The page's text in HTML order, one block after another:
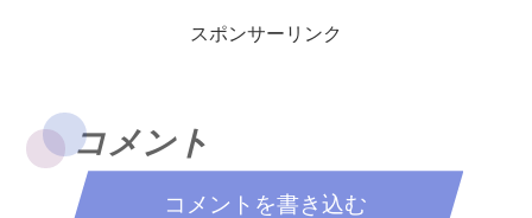
丸ひろ子の2人が出場しています。しか
ビューしたほうがい...
スポンサーリンク
コメント
コメントを書き込む